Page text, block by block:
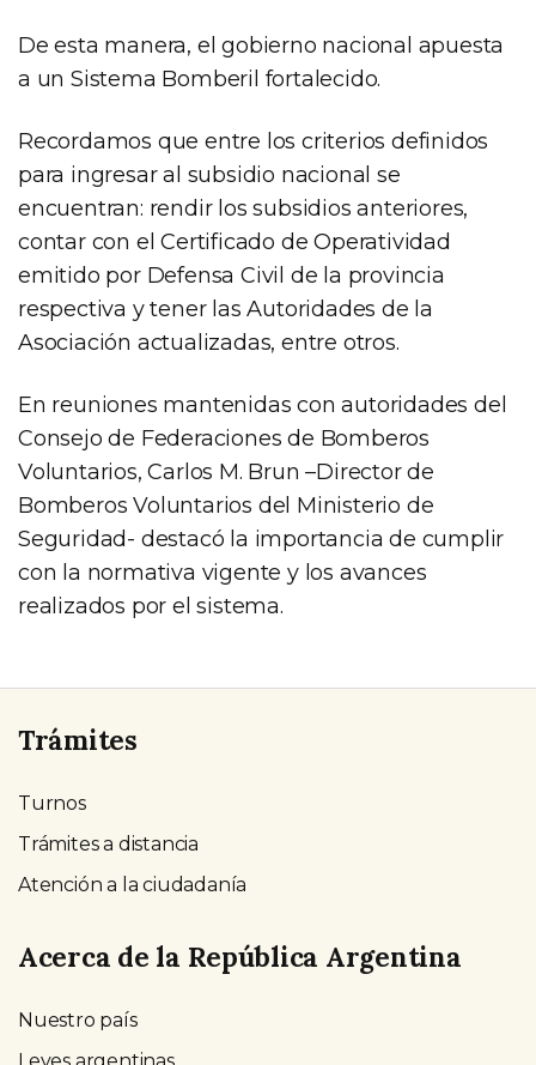
De esta manera, el gobierno nacional apuesta
a un Sistema Bomberil fortalecido.
Recordamos que entre los criterios definidos
para ingresar al subsidio nacional se
encuentran: rendir los subsidios anteriores,
contar con el Certificado de Operatividad
emitido por Defensa Civil de la provincia
respectiva y tener las Autoridades de la
Asociación actualizadas, entre otros.
En reuniones mantenidas con autoridades del
Consejo de Federaciones de Bomberos
Voluntarios, Carlos M. Brun –Director de
Bomberos Voluntarios del Ministerio de
Seguridad- destacó la importancia de cumplir
con la normativa vigente y los avances
realizados por el sistema.
Trámites
Turnos
Trámites a distancia
Atención a la ciudadanía
Acerca de la República Argentina
Nuestro país